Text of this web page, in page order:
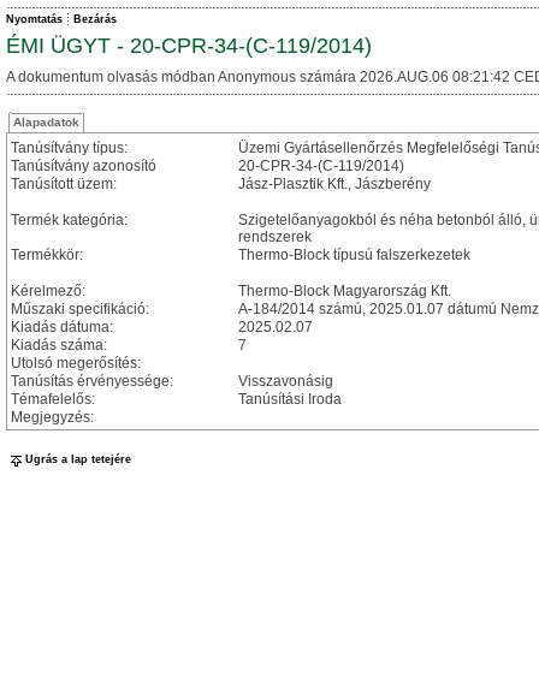
Nyomtatás Bezárás
ÉMI ÜGYT - 20-CPR-34-(C-119/2014)
A dokumentum olvasás módban Anonymous számára 2026.AUG.06 08:21:42
Alapadatok
Tanúsítvány típus:
Üzemi Gyártásellenőrzés Megfelelőségi
Tanúsítvány azonosító
20-CPR-34-(C-119/2014)
Tanúsított üzem:
Jász-Plasztik Kft., Jászberény
Termék kategória:
Szigetelőanyagokból és néha betonból álló,
rendszerek
Termékkör:
Thermo-Block típusú falszerkezetek
Kérelmező:
Thermo-Block Magyarország Kft.
Műszaki specifikáció:
A-184/2014 számú, 2025.01.07 dátumú
Kiadás dátuma:
2025.02.07
Kiadás száma:
7
Utolsó megerősítés:
Tanúsítás érvényessége:
Visszavonásig
Témafelelős:
Tanúsítási Iroda
Megjegyzés:
Ugrás a lap tetejére